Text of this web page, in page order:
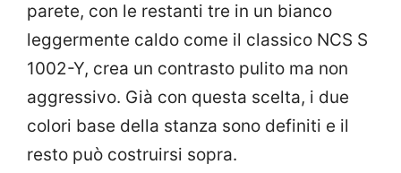
parete, con le restanti tre in un bianco
leggermente caldo come il classico NCS S
1002-Y, crea un contrasto pulito ma non
aggressivo. Già con questa scelta, i due
colori base della stanza sono definiti e il
resto può costruirsi sopra.